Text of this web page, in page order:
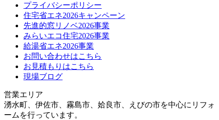
プライバシーポリシー
住宅省エネ2026キャンペーン
先進的窓リノベ2026事業
みらいエコ住宅2026事業
給湯省エネ2026事業
お問い合わせはこちら
お見積もりはこちら
現場ブログ
営業エリア
湧水町、伊佐市、霧島市、姶良市、えびの市を中心にリフォ
ームを行っています。